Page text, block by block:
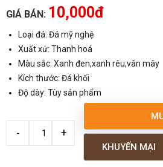
GIÁ BÁN: 10,000đ
Loại đá: Đá mỹ nghệ
Xuất xứ: Thanh hoá
Màu sắc: Xanh đen,xanh rêu,vân mây
Kích thước: Đá khối
Độ dày: Tùy sản phẩm
KHUYẾN MẠI